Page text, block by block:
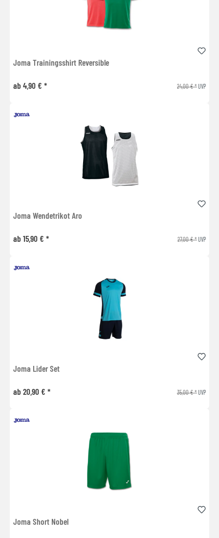
Joma Trainingsshirt Reversible
ab 4,90 € * 24,00 € *UVP
Joma Wendetrikot Aro
ab 15,90 € * 27,00 € *UVP
Joma Lider Set
ab 20,90 € * 35,00 € *UVP
Joma Short Nobel